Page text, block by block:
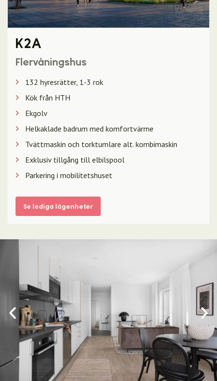
K2A
Flervåningshus
132 hyresrätter, 1-3 rok
Kök från HTH
Ekgolv
Helkaklade badrum med komfortvärme
Tvättmaskin och torktumlare alt. kombimaskin
Exklusiv tillgång till elbilspool
Parkering i mobilitetshuset
Se lediga lägenheter